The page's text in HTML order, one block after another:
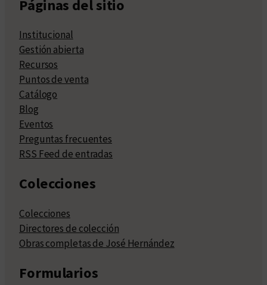
Páginas del sitio
Institucional
Gestión abierta
Recursos
Puntos de venta
Catálogo
Blog
Eventos
Preguntas frecuentes
RSS Feed de entradas
Colecciones
Colecciones
Directores de colección
Obras completas de José Hernández
Formularios